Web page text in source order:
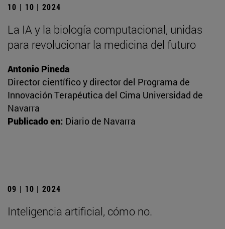
10 | 10 | 2024
La IA y la biología computacional, unidas
para revolucionar la medicina del futuro
Antonio Pineda
Director científico y director del Programa de
Innovación Terapéutica del Cima Universidad de
Navarra
Publicado en: Diario de Navarra
09 | 10 | 2024
Inteligencia artificial, cómo no.